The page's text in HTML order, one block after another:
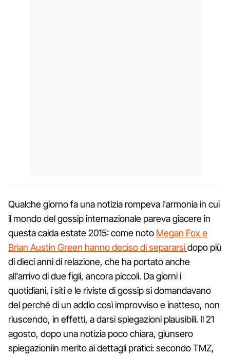
Qualche giorno fa una notizia rompeva l'armonia in cui
il mondo del gossip internazionale pareva giacere in
questa calda estate 2015: come noto Megan Fox e
Brian Austin Green hanno deciso di separarsidopo più
di dieci anni di relazione, che ha portato anche
all'arrivo di due figli, ancora piccoli. Da giorni i
quotidiani, i siti e le riviste di gossip si domandavano
del perché di un addio così improvviso e inatteso, non
riuscendo, in effetti, a darsi spiegazioni plausibili. Il 21
agosto, dopo una notizia poco chiara, giunsero
spiegazioniin merito ai dettagli pratici: secondo TMZ,